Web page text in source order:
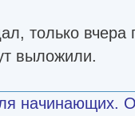
только вчера
выложили.
начинающих.